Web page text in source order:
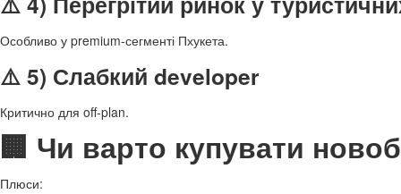
Особливо у premium-сегменті Пхукета.
⚠️ 5) Слабкий developer
Критично для off-plan.
🏢 Чи варто купувати
Плюси: